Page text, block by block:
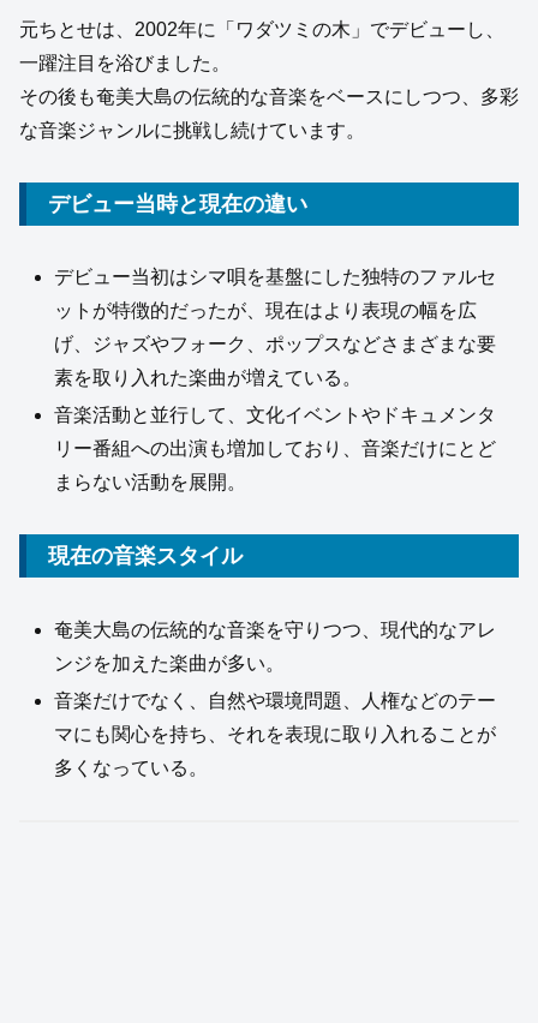
元ちとせは、2002年に「ワダツミの木」でデビューし、
一躍注目を浴びました。
その後も奄美大島の伝統的な音楽をベースにしつつ、多彩
な音楽ジャンルに挑戦し続けています。
デビュー当時と現在の違い
デビュー当初はシマ唄を基盤にした独特のファルセ
ットが特徴的だったが、現在はより表現の幅を広
げ、ジャズやフォーク、ポップスなどさまざまな要
素を取り入れた楽曲が増えている。
音楽活動と並行して、文化イベントやドキュメンタ
リー番組への出演も増加しており、音楽だけにとど
まらない活動を展開。
現在の音楽スタイル
奄美大島の伝統的な音楽を守りつつ、現代的なアレ
ンジを加えた楽曲が多い。
音楽だけでなく、自然や環境問題、人権などのテー
マにも関心を持ち、それを表現に取り入れることが
多くなっている。